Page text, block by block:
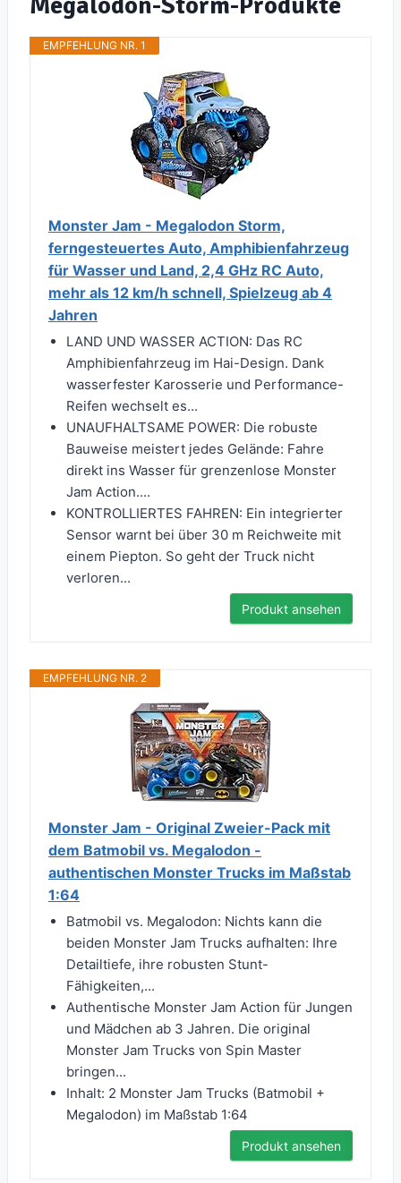
EMPFEHLUNG NR. 1
Monster Jam - Megalodon Storm,
ferngesteuertes Auto, Amphibienfahrzeug
für Wasser und Land, 2,4 GHz RC Auto,
mehr als 12 km/h schnell, Spielzeug ab 4
Jahren
LAND UND WASSER ACTION: Das RC
Amphibienfahrzeug im Hai-Design. Dank
wasserfester Karosserie und Performance-
Reifen wechselt es...
UNAUFHALTSAME POWER: Die robuste
Bauweise meistert jedes Gelände: Fahre
direkt ins Wasser für grenzenlose Monster
Jam Action....
KONTROLLIERTES FAHREN: Ein integrierter
Sensor warnt bei über 30 m Reichweite mit
einem Piepton. So geht der Truck nicht
verloren...
Produkt ansehen
EMPFEHLUNG NR. 2
Monster Jam - Original Zweier-Pack mit
dem Batmobil vs. Megalodon -
authentischen Monster Trucks im Maßstab
1:64
Batmobil vs. Megalodon: Nichts kann die
beiden Monster Jam Trucks aufhalten: Ihre
Detailtiefe, ihre robusten Stunt-
Fähigkeiten,...
Authentische Monster Jam Action für Jungen
und Mädchen ab 3 Jahren. Die original
Monster Jam Trucks von Spin Master
bringen...
Inhalt: 2 Monster Jam Trucks (Batmobil +
Megalodon) im Maßstab 1:64
Produkt ansehen